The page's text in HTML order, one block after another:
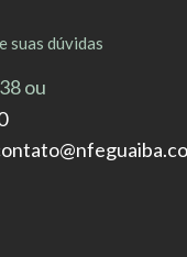
suas dúvidas
ou